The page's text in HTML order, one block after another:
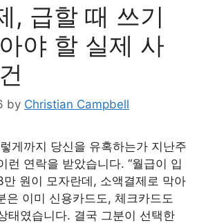
, 급할 때 쓰기
야 할 실제 사
by Christian Campbell
게까지 당신을 유혹하는가 지난주
런 연락을 받았습니다. “월급이 입
원이 모자란데, 소액결제로 막아
은 이미 신용카드도, 체크카드도
태였습니다. 결국 그분이 선택한